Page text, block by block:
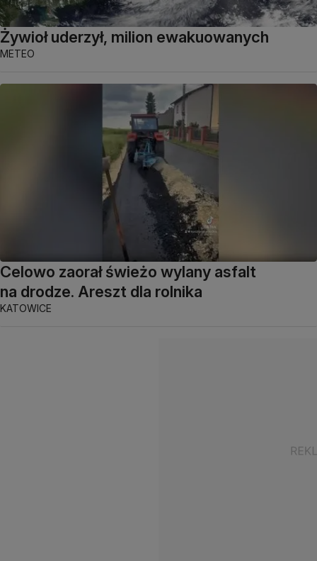
Żywioł uderzył, milion ewakuowanych
METEO
Celowo zaorał świeżo wylany asfalt
na drodze. Areszt dla rolnika
KATOWICE